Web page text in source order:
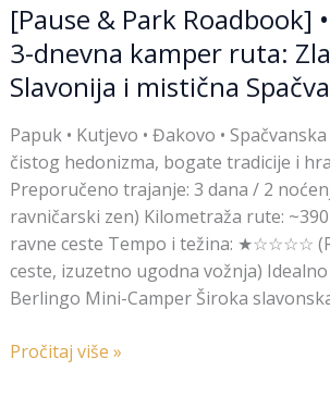
[Pause & Park Roadbook]
3-dnevna kamper ruta:
Slavonija i mistična Spačva
Papuk • Kutjevo • Đakovo •
čistog hedonizma, bogate tradicije i
Preporučeno trajanje: 3 dana / 2
ravničarski zen) Kilometraža rute:
ravne ceste Tempo i težina: ★☆☆☆☆
ceste, izuzetno ugodna vožnja)
Berlingo Mini-Camper Široka
Pročitaj više »